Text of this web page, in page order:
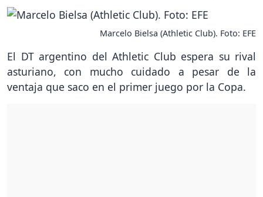
Marcelo Bielsa (Athletic Club). Foto: EFE
El DT argentino del Athletic Club espera su rival
asturiano, con mucho cuidado a pesar de la
ventaja que saco en el primer juego por la Copa.